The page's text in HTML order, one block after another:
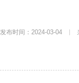
发布时间：2024-03-04